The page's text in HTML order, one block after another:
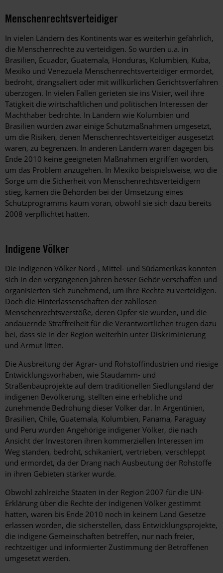
Menschenrechtsverteidiger
In vielen Ländern des Kontinents war es weiterhin gefährlich,
die Menschenrechte zu verteidigen. So wurden u.a. in
Brasilien, Ecuador, Guatemala, Honduras, Kolumbien, Kuba,
Mexiko und Venezuela Menschenrechtsverteidiger ermordet,
bedroht, drangsaliert oder mit willkürlichen Gerichtsverfahren
überzogen. In vielen Fällen gerieten sie ins Visier, weil ihre
Tätigkeit die wirtschaftlichen und politischen Interessen der
Machthaber bedrohte. In Ländern wie Kolumbien und
Brasilien wurden zwar einige Schutzmaßnahmen umgesetzt,
um die Risiken, denen Menschenrechtsverteidiger ausgesetzt
waren, zu begrenzen. In anderen Ländern waren dagegen bis
Ende 2010 keine geeigneten Maßnahmen ergriffen worden,
um das Problem anzugehen. In Mexiko beispielsweise, wo die
Sorge um die Sicherheit von Menschenrechtsverteidigern
stieg, kamen die Behörden bei der Umsetzung eines
Schutzprogramms kaum voran, obwohl sie sich dazu bereits
2008 verpflichtet hatten.
Indigene Völker
Die indigenen Völker Nord-, Mittel- und Südamerikas konnten
sich in den vergangenen Jahren besser Gehör verschaffen und
organisierten sich zunehmend, um ihre Rechte zu verteidigen.
Doch die Hinterlassenschaften der zahllosen
Menschenrechtsverstöße, deren Opfer sie wurden, und die
andauernde Straffreiheit für die Verantwortlichen trugen dazu
bei, dass sie in der Region weiterhin unter Diskriminierung
und Armut litten.
Die Ausbreitung der Agrar- und Rohstoffindustrien und riesige
Entwicklungsvorhaben, wie Staudamm- und
Straßenbauprojekte auf dem traditionellen Siedlungsland der
indigenen Bevölkerung, stellten eine erhebliche und
zunehmende Bedrohung dieser Völker dar. In Argentinien,
Brasilien, Chile, Guatemala, Kolumbien, Panama, Paraguay
und Peru wurden Angehörige indigener Völker, die nach
Ansicht der Investoren ihren kommerziellen Interessen im
Weg standen, bedroht, schikaniert, vertrieben, verschleppt
und ermordet, da der Drang nach Ausbeutung der Rohstoffe
in ihren Gebieten stärker wurde.
Obwohl zahlreiche Staaten in der Region 2007 für die UN-
Erklärung über die Rechte der indigenen Völker gestimmt
hatten, waren bis Ende 2010 noch in keinem Land Gesetze
erlassen worden, die sicherstellen, dass Entwicklungsprojekte,
die indigene Gemeinschaften betreffen, nur nach freier,
rechtzeitiger und informierter Zustimmung der Betroffenen
umgesetzt werden.